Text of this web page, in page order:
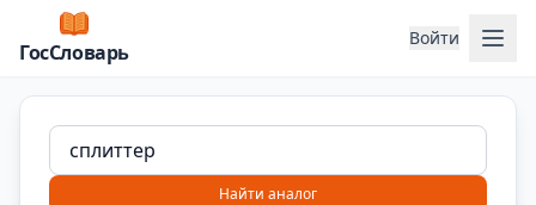
ГосСловарь
Войти
Найти аналог